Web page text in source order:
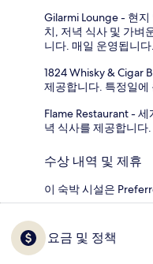
Gilarmi Lounge - 현지
치, 저녁 식사 및 가벼
니다. 매일 운영됩니다.
1824 Whisky & Cigar
제공합니다. 특정일에
Flame Restaurant -
녁 식사를 제공합니
수상 내역 및 제휴
이 숙박 시설은
요금 및 정책